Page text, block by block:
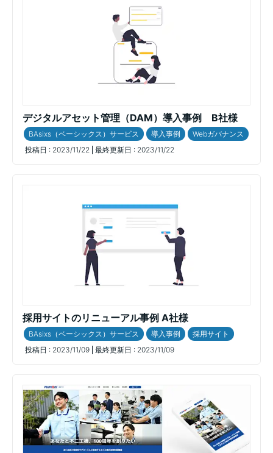
デジタルアセット管理（DAM）導入事例 B社様
BAsixs（ベーシックス）サービス 導入事例
Webガバナンス
投稿日 : 2023/11/22 最終更新日 : 2023/11/22
採用サイトのリニューアル事例 A社様
BAsixs（ベーシックス）サービス 導入事例
採用サイト
投稿日 : 2023/11/09 最終更新日 : 2023/11/09